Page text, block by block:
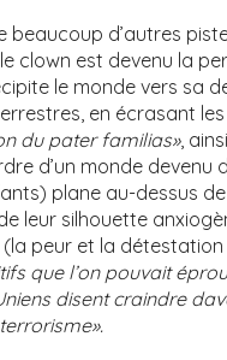
beaucoup d’autres
le clown est devenu la
le monde vers sa
en écrasant
du pater familias»,
d’un monde
plane au-dessus
leur silhouette
(la peur et la
que l’on pouvait
disent craindre